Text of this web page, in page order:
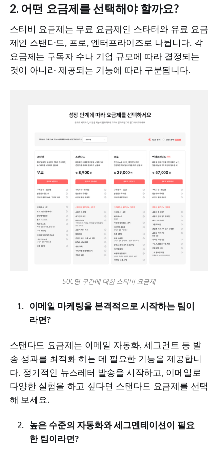
2. 어떤 요금제를 선택해야 할까요?
스티비 요금제는 무료 요금제인 스타터와 유료 요금
제인 스탠다드, 프로, 엔터프라이즈로 나뉩니다. 각
요금제는 구독자 수나 기업 규모에 따라 결정되는
것이 아니라 제공되는 기능에 따라 구분됩니다.
500명 구간에 대한 스티비 요금제
이메일 마케팅을 본격적으로 시작하는 팀이
라면?
스탠다드 요금제는 이메일 자동화, 세그먼트 등 발
송 성과를 최적화 하는 데 필요한 기능을 제공합니
다. 정기적인 뉴스레터 발송을 시작하고, 이메일로
다양한 실험을 하고 싶다면 스탠다드 요금제를 선택
해 보세요.
높은 수준의 자동화와 세그멘테이션이 필요
한 팀이라면?